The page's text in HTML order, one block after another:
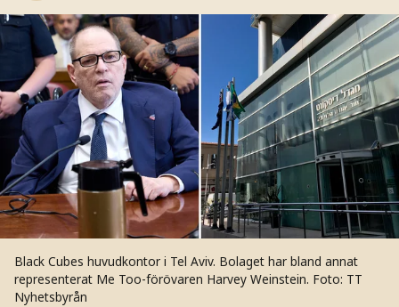
Black Cubes huvudkontor i Tel Aviv. Bolaget har bland annat
representerat Me Too-förövaren Harvey Weinstein. Foto: TT
Nyhetsbyrån